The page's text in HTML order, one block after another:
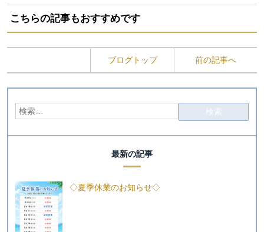
こちらの記事もおすすめです
ブログトップ 前の記事へ
最新の記事
◇夏季休業のお知らせ◇